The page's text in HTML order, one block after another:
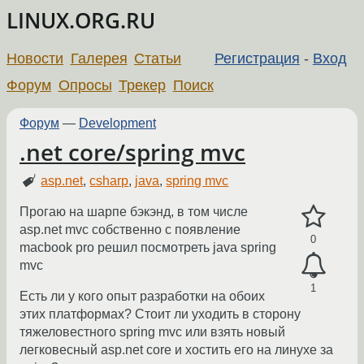
LINUX.ORG.RU
Регистрация - Вход
Новости Галерея Статьи
Форум Опросы Трекер Поиск
Форум — Development
.net core/spring mvc
asp.net,csharp, java,spring mvc
0
1
Прогаю на шарпе бэкэнд, в том числе
asp.net mvc собственно с появление
macbook pro решил посмотреть java spring
mvc
Есть ли у кого опыт разработки на обоих
этих платформах? Стоит ли уходить в сторону
тяжеловестного spring mvc или взять новый
легковесный asp.net core и хостить его на линухе за